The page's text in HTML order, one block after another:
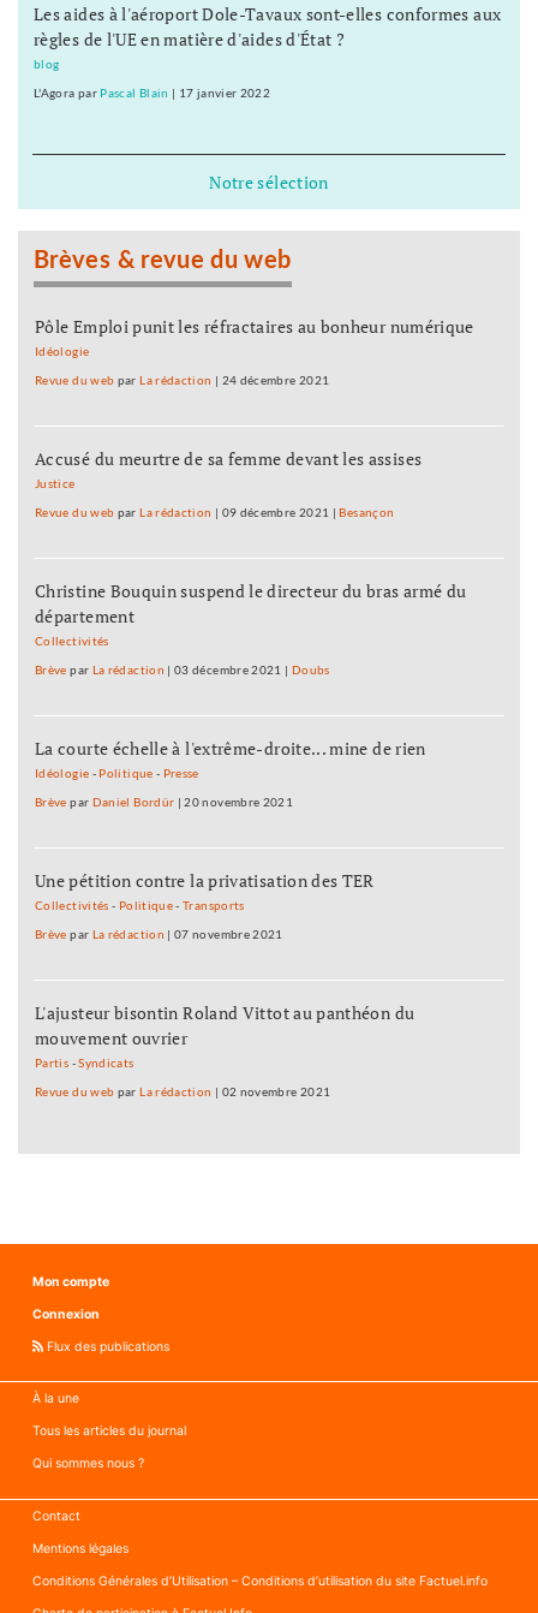
Les aides à l'aéroport Dole-Tavaux sont-elles conformes aux
règles de l'UE en matière d'aides d'État ?
blog
L'Agora par Pascal Blain | 17 janvier 2022
Notre sélection
Brèves & revue du web
Pôle Emploi punit les réfractaires au bonheur numérique
Idéologie
Revue du web parLa rédaction | 24 décembre 2021
Accusé du meurtre de sa femme devant les assises
Justice
Revue du web parLa rédaction | 09 décembre 2021 |Besançon
Christine Bouquin suspend le directeur du bras armé du
département
Collectivités
Brève par La rédaction |03 décembre 2021 | Doubs
La courte échelle à l'extrême-droite... mine de rien
Idéologie - Politique - Presse
Brève par Daniel Bordür |20 novembre 2021
Une pétition contre la privatisation des TER
Collectivités - Politique-Transports
Brève par La rédaction |07 novembre 2021
L'ajusteur bisontin Roland Vittot au panthéon du
mouvement ouvrier
Partis -Syndicats
Revue du web parLa rédaction | 02 novembre 2021
Mon compte
Connexion
Flux des publications
À la une
Tous les articles du journal
Qui sommes nous ?
Contact
Mentions légales
Conditions Générales d’Utilisation – Conditions d’utilisation du site Factuel.info